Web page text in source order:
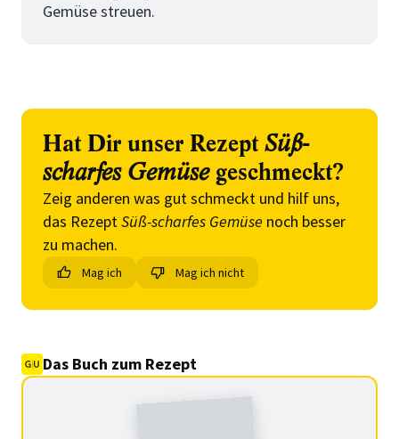
Gemüse streuen.
Hat Dir unser Rezept Süß-
scharfes Gemüsegeschmeckt?
Zeig anderen was gut schmeckt und hilf uns,
das RezeptSüß-scharfes Gemüse noch besser
zu machen.
Mag ich Mag ich nicht
Das Buch zum Rezept